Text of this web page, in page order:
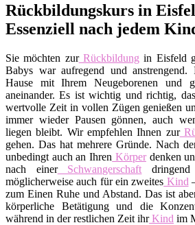
Rückbildungskurs in
Essenziell nach jedem
Sie möchten zurRückbildung in Eisfeld
Babys war aufregend und
Hause mit Ihrem Neugeborenen und
aneinander. Es ist wichtig und richtig,
wertvolle Zeit in vollen Zügen genießen
immer wieder Pausen gönnen, auch
liegen bleibt. Wir empfehlen Ihnen zur
gehen. Das hat mehrere Gründe. Nach
unbedingt auch an Ihren Körperdenken
nach einerSchwangerschaft
möglicherweise auch für ein zweites Kind
zum Einen Ruhe und Abstand. Das ist
körperliche Betätigung und die
während in der restlichen Zeit ihrKind im